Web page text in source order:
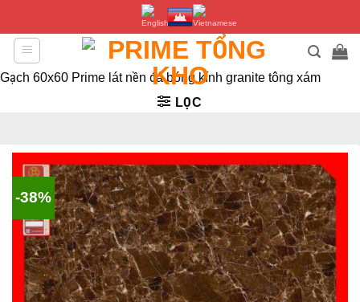
dung
Gạch 60x60 Prime lát nền đá bóng kính granite tông xám
LỌC
-38%